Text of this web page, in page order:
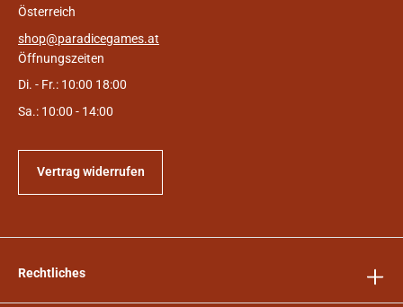
Österreich
shop@paradicegames.at
Öffnungszeiten
Di. - Fr.: 10:00 18:00
Sa.: 10:00 - 14:00
Vertrag widerrufen
Rechtliches